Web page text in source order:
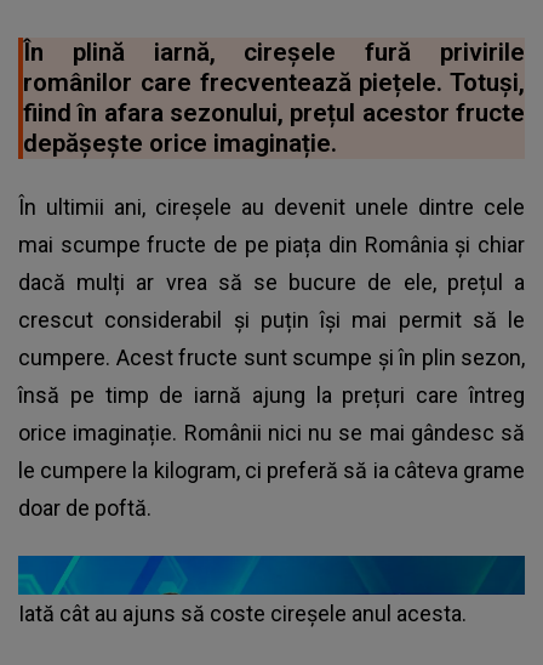
În plină iarnă, cireșele fură privirile
românilor care frecventează piețele. Totuși,
fiind în afara sezonului, prețul acestor fructe
depășește orice imaginație.
În ultimii ani, cireșele au devenit unele dintre cele
mai scumpe fructe de pe piața din România și chiar
dacă mulți ar vrea să se bucure de ele, prețul a
crescut considerabil și puțin își mai permit să le
cumpere. Acest fructe sunt scumpe și în plin sezon,
însă pe timp de iarnă ajung la prețuri care întreg
orice imaginație. Românii nici nu se mai gândesc să
le cumpere la kilogram, ci preferă să ia câteva grame
doar de poftă.
Iată cât au ajuns să coste cireșele anul acesta.